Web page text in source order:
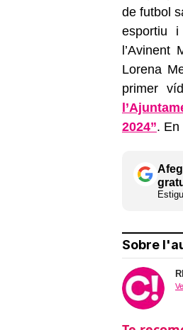
de futbol
esportiu
Lorena
primer
2024”. En
Sobre